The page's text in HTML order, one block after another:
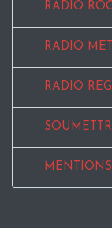
RADIO
RADIO
RADIO